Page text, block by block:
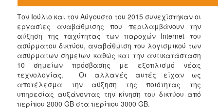
Τον Ιούλιο και τον Αύγουστο του 2015 συνεχίστηκαν οι
εργασίες αναβάθμισης που περιλαμβάνουν την
αύξηση της ταχύτητας των παροχών Internet του
ασύρματου δικτύου, αναβάθμιση του λογισμικού των
ασύρματων σημείων καθώς και την αντικατάσταση
10 σημείων πρόσβασης με εξοπλισμό νέας
τεχνολογίας. Οι αλλαγές αυτές είχαν ως
αποτέλεσμα την αύξηση της ποιότητας της
υπηρεσίας αυξάνοντας την κίνηση του δικτύου από
περίπου 2000 GB στα περίπου 3000 GB.